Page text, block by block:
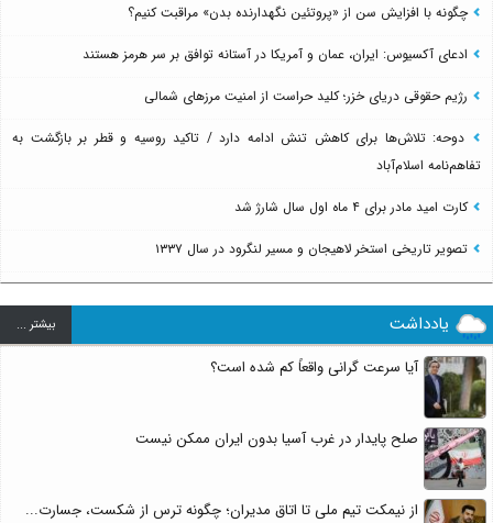
چگونه با افزایش سن از «پروتئین نگهدارنده بدن» مراقبت کنیم؟
ادعای آکسیوس: ایران، عمان و آمریکا در آستانه توافق بر سر هرمز هستند
رژیم حقوقی دریای خزر؛ کلید حراست از امنیت مرزهای شمالی
دوحه: تلاش‌ها برای کاهش تنش ادامه دارد / تاکید روسیه و قطر بر بازگشت به
تفاهم‌نامه اسلام‌آباد
کارت امید مادر برای ۴ ماه اول سال شارژ شد
تصویر تاریخی استخر لاهیجان و مسیر لنگرود در سال ۱۳۳۷
یادداشت بيشتر ...
آیا سرعت گرانی واقعاً کم شده است؟
صلح پایدار در غرب آسیا بدون ایران ممکن نیست
از نیمکت تیم ملی تا اتاق مدیران؛ چگونه ترس از شکست، جسارت...